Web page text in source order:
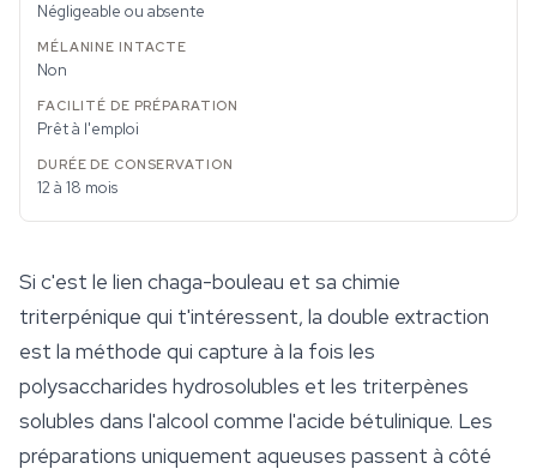
Négligeable ou absente
Non
Prêt à l'emploi
12 à 18 mois
Si c'est le lien chaga-bouleau et sa chimie
triterpénique qui t'intéressent, la double extraction
est la méthode qui capture à la fois les
polysaccharides hydrosolubles et les triterpènes
solubles dans l'alcool comme l'acide bétulinique. Les
préparations uniquement aqueuses passent à côté